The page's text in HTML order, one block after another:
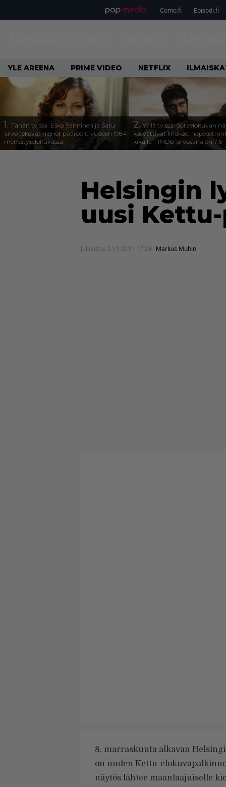
Como.fi Episodi.fi
YLE AREENA PRIME VIDEO NETFLIX
1. Tänän tv:ssä: Esko Salminen ja Satu
Silvo tekevät hienot pääroolit vuoden 1984
menestyselokuvassa
2. Yöllä tv:ssä: Sotaelokuvan
kasvattivat lihakset nopeasti
kikalla – IMDb-arvosana on 7,6
Helsingin
uusi
Julkaistu: 2.11.2011 17:24 Markus Muhin
8. marraskuuta alkavan
on uuden Kettu-
näytös lähtee maanlaajuiselle